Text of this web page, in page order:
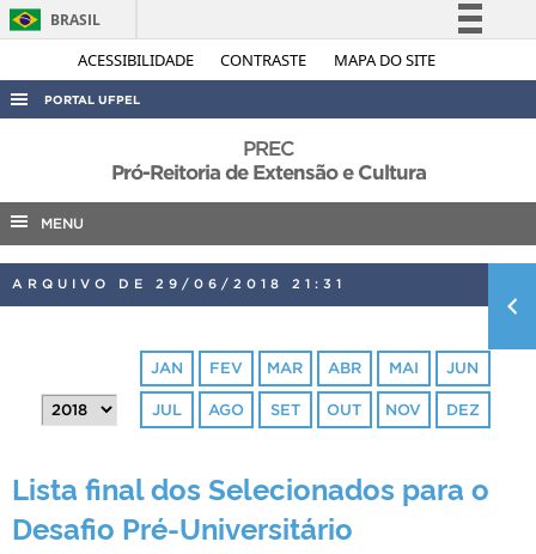
ACESSIBILIDADE CONTRASTE MAPA DO SITE
BRASIL
Simplifique!
Acesso à informação
Legislação
PORTAL UFPEL
AUDITORIA
COBALTO
CONCURSOS
PORTARIAS
PREC
Pró-Reitoria de Extensão e Cultura
MENU
ARQUIVO DE 29/06/2018 21:31
JAN FEV MAR ABR MAI JUN
JUL AGO SET OUT NOV DEZ
Lista final dos Selecionados para o
Desafio Pré-Universitário